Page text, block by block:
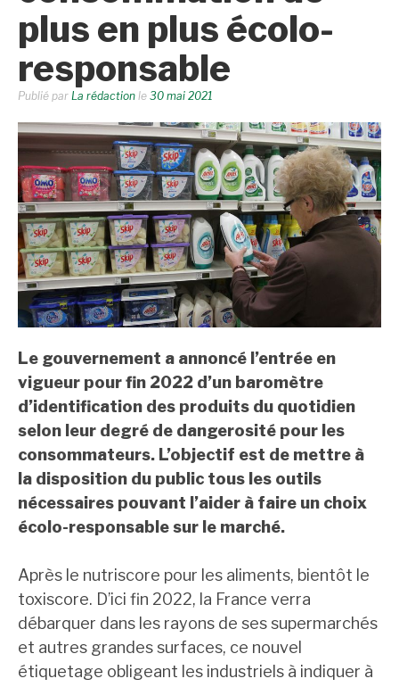
plus en plus écolo-
responsable
Publié par La rédaction le 30 mai 2021
Le gouvernement a annoncé l’entrée en
vigueur pour fin 2022 d’un baromètre
d’identification des produits du quotidien
selon leur degré de dangerosité pour les
consommateurs. L’objectif est de mettre à
la disposition du public tous les outils
nécessaires pouvant l’aider à faire un choix
écolo-responsable sur le marché.
Après le nutriscore pour les aliments, bientôt le
toxiscore. D’ici fin 2022, la France verra
débarquer dans les rayons de ses supermarchés
et autres grandes surfaces, ce nouvel
étiquetage obligeant les industriels à indiquer à